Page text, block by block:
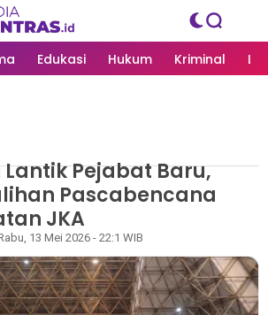
Edukasi Hukum Kriminal
PEMERINTAH
Lantik Pejabat Baru,
Pascabencana
JKA
13 Mei 2026 - 22:1 WIB